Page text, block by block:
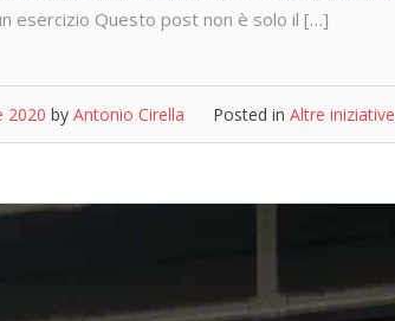
esercizio Questo post non è solo il […]
2020 by Antonio Cirella Posted in Altre iniziative